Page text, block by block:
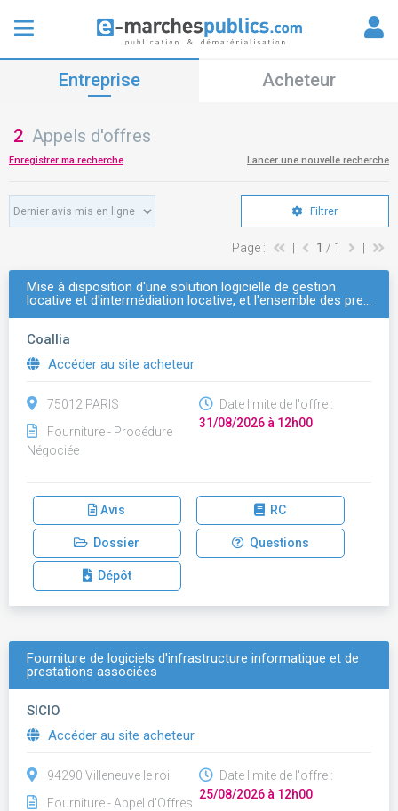
Entreprise Acheteur
2 Appels d'offres
Enregistrer ma recherche Lancer une nouvelle recherche
Filtrer
Page : 1 / 1
Mise à disposition d'une solution logicielle de gestion
locative et d'intermédiation locative, et l'ensemble des pre…
Coallia
Accéder au site acheteur
75012 PARIS
Fourniture - Procédure
Négociée
Date limite de l'offre :
31/08/2026 à 12h00
Avis RC
Dossier Questions
Dépôt
Fourniture de logiciels d'infrastructure informatique et de
prestations associées
SICIO
Accéder au site acheteur
94290 Villeneuve le roi
Fourniture - Appel d'Offres
Date limite de l'offre :
25/08/2026 à 12h00